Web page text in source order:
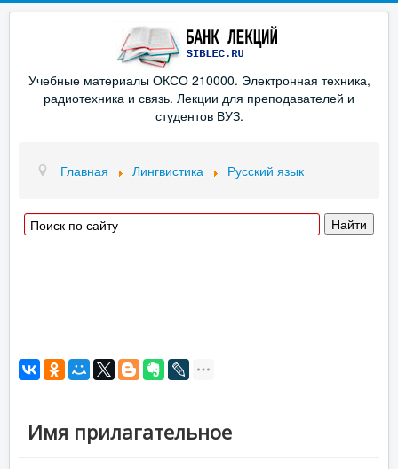
Учебные материалы ОКСО 210000. Электронная техника,
радиотехника и связь. Лекции для преподавателей и
студентов ВУЗ.
Главная Лингвистика Русский язык
Имя прилагательное